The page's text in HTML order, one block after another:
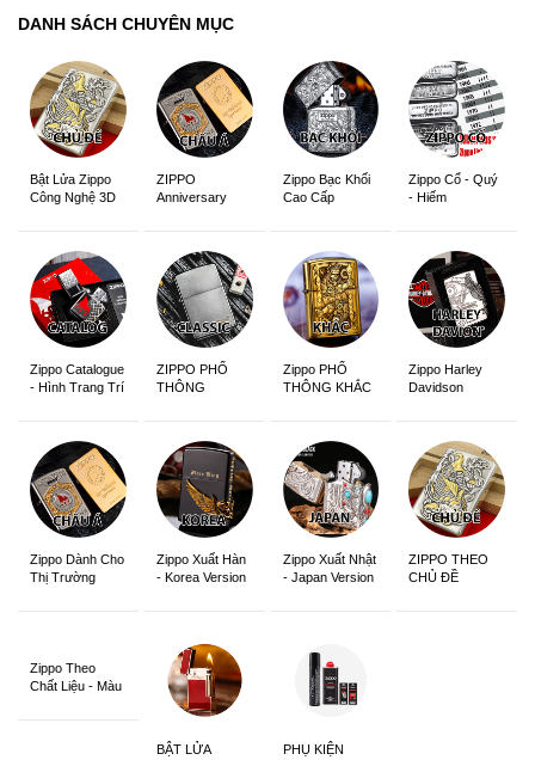
DANH SÁCH CHUYÊN MỤC
Bật Lửa Zippo
Công Nghệ 3D
ZIPPO
Anniversary
Zippo Bạc Khối
Cao Cấp
Zippo Cổ - Quý
- Hiếm
Zippo Catalogue
- Hình Trang Trí
ZIPPO PHỔ
THÔNG
Zippo PHỔ
THÔNG KHẮC
Zippo Harley
Davidson
Zippo Dành Cho
Thị Trường
Zippo Xuất Hàn
- Korea Version
Zippo Xuất Nhật
- Japan Version
ZIPPO THEO
CHỦ ĐỀ
Zippo Theo
Chất Liệu - Màu
BẬT LỬA PHỤ KIỆN